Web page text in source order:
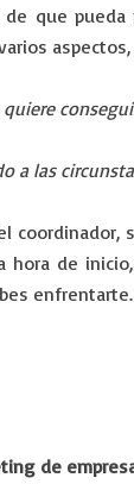
de que
quiere
a las
coordinador,
hora de
enfrentarte.
de